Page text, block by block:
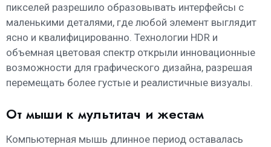
пикселей разрешило образовывать интерфейсы с
маленькими деталями, где любой элемент выглядит
ясно и квалифицированно. Технологии HDR и
объемная цветовая спектр открыли инновационные
возможности для графического дизайна, разрешая
перемещать более густые и реалистичные визуалы.
От мыши к мультитач и жестам
Компьютерная мышь длинное период оставалась